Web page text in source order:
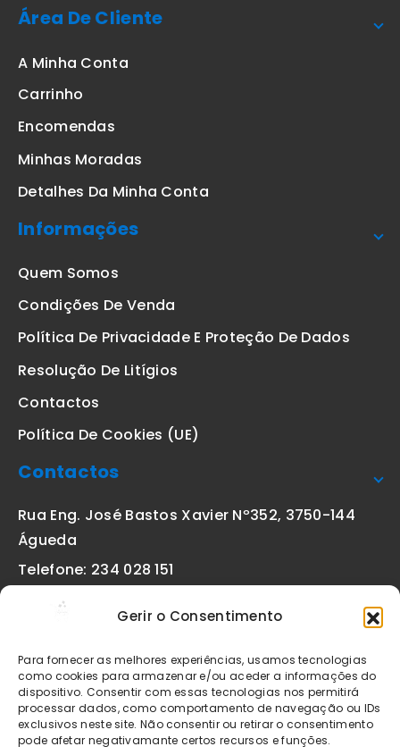
Gerir o Consentimento
Para fornecer as melhores experiências, usamos tecnologias
como cookies para armazenar e/ou aceder a informações do
dispositivo. Consentir com essas tecnologias nos permitirá
processar dados, como comportamento de navegação ou IDs
exclusivos neste site. Não consentir ou retirar o consentimento
pode afetar negativamante certos recursos e funções.
Área De Cliente
A Minha Conta
Carrinho
Encomendas
Minhas Moradas
Detalhes Da Minha Conta
Informações
Quem Somos
Condições De Venda
Política De Privacidade E Proteção De Dados
Resolução De Litígios
Contactos
Política De Cookies (UE)
Contactos
Rua Eng. José Bastos Xavier Nº352, 3750-144
Águeda
Telefone: 234 028 151
geral@etiquetas-online.pt
Os preços indicados incluem IVA à taxa legal em vigor. Todos
os artigos apresentados no site encontram-se sujeitos à
disponibilidade de stock após confirmação da encomenda. As